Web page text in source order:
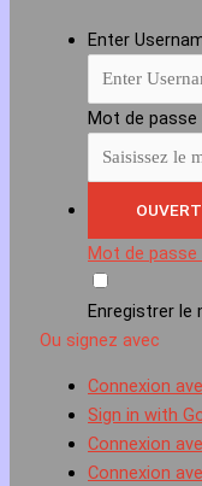
Enter
Mot de passe
Mot de passe
Enregistrer le
Ou signez avec
Connexion
Sign in with
Connexion
Connexion